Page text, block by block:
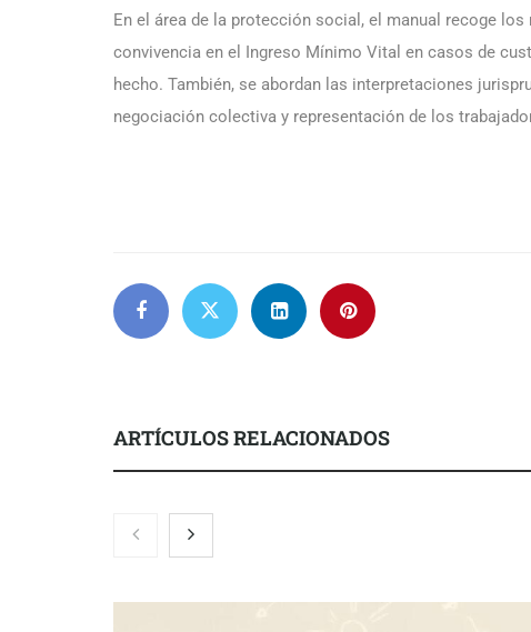
En el área de la protección social, el manual recoge
convivencia en el Ingreso Mínimo Vital en casos de
hecho. También, se abordan las interpretaciones
negociación colectiva y representación de los
ARTÍCULOS RELACIONADOS
Martín Mingorance Abogados
consolida su posición como